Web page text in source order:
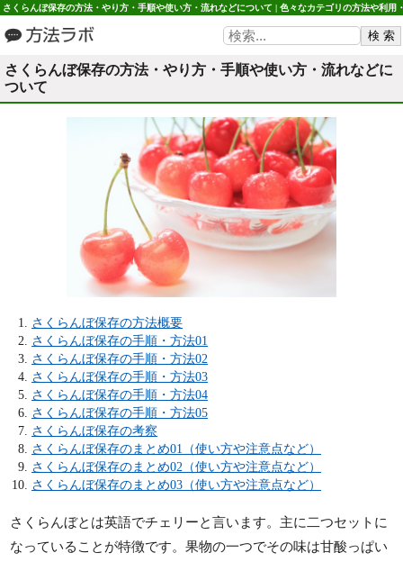
さくらんぼ保存の方法・やり方・手順や使い方・流れなどについて | 色々なカテゴリの方法や利用
さくらんぼ保存の方法・やり方・手順や使い方・流れなどに
ついて
さくらんぼ保存の方法概要
さくらんぼ保存の手順・方法01
さくらんぼ保存の手順・方法02
さくらんぼ保存の手順・方法03
さくらんぼ保存の手順・方法04
さくらんぼ保存の手順・方法05
さくらんぼ保存の考察
さくらんぼ保存のまとめ01（使い方や注意点など）
さくらんぼ保存のまとめ02（使い方や注意点など）
さくらんぼ保存のまとめ03（使い方や注意点など）
さくらんぼとは英語でチェリーと言います。主に二つセットに
なっていることが特徴です。果物の一つでその味は甘酸っぱい